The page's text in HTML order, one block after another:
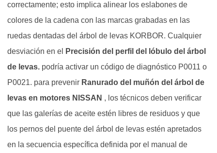
correctamente; esto implica alinear los eslabones de
colores de la cadena con las marcas grabadas en las
ruedas dentadas del árbol de levas KORBOR. Cualquier
desviación en el
Precisión del perfil del lóbulo del árbol
de levas. podría activar un código de diagnóstico P0011 o
P0021. para prevenir Ranurado del muñón del árbol de
levas en motores NISSAN , los técnicos deben verificar
que las galerías de aceite estén libres de residuos y que
los pernos del puente del árbol de levas estén apretados
en la secuencia específica definida por el manual de